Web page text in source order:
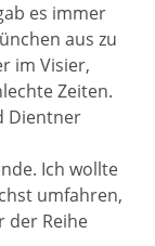
es immer
aus zu
im Visier,
Zeiten.
Dientner
Ich wollte
umfahren,
der Reihe